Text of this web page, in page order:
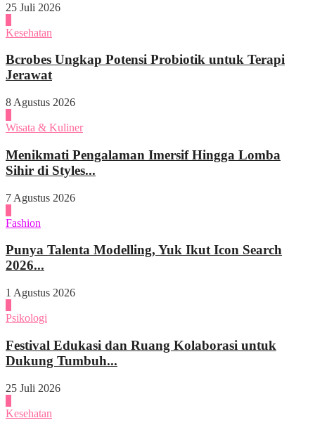
25 Juli 2026
Kesehatan
Bcrobes Ungkap Potensi Probiotik untuk Terapi
Jerawat
8 Agustus 2026
Wisata & Kuliner
Menikmati Pengalaman Imersif Hingga Lomba
Sihir di Styles...
7 Agustus 2026
Fashion
Punya Talenta Modelling, Yuk Ikut Icon Search
2026...
1 Agustus 2026
Psikologi
Festival Edukasi dan Ruang Kolaborasi untuk
Dukung Tumbuh...
25 Juli 2026
Kesehatan